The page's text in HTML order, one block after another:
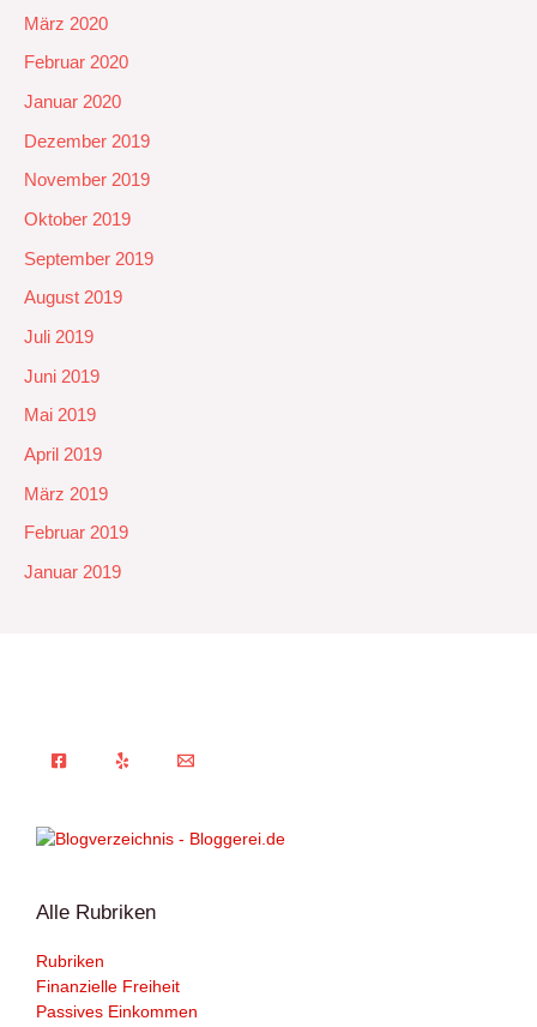
März 2020
Februar 2020
Januar 2020
Dezember 2019
November 2019
Oktober 2019
September 2019
August 2019
Juli 2019
Juni 2019
Mai 2019
April 2019
März 2019
Februar 2019
Januar 2019
Alle Rubriken
Rubriken
Finanzielle Freiheit
Passives Einkommen